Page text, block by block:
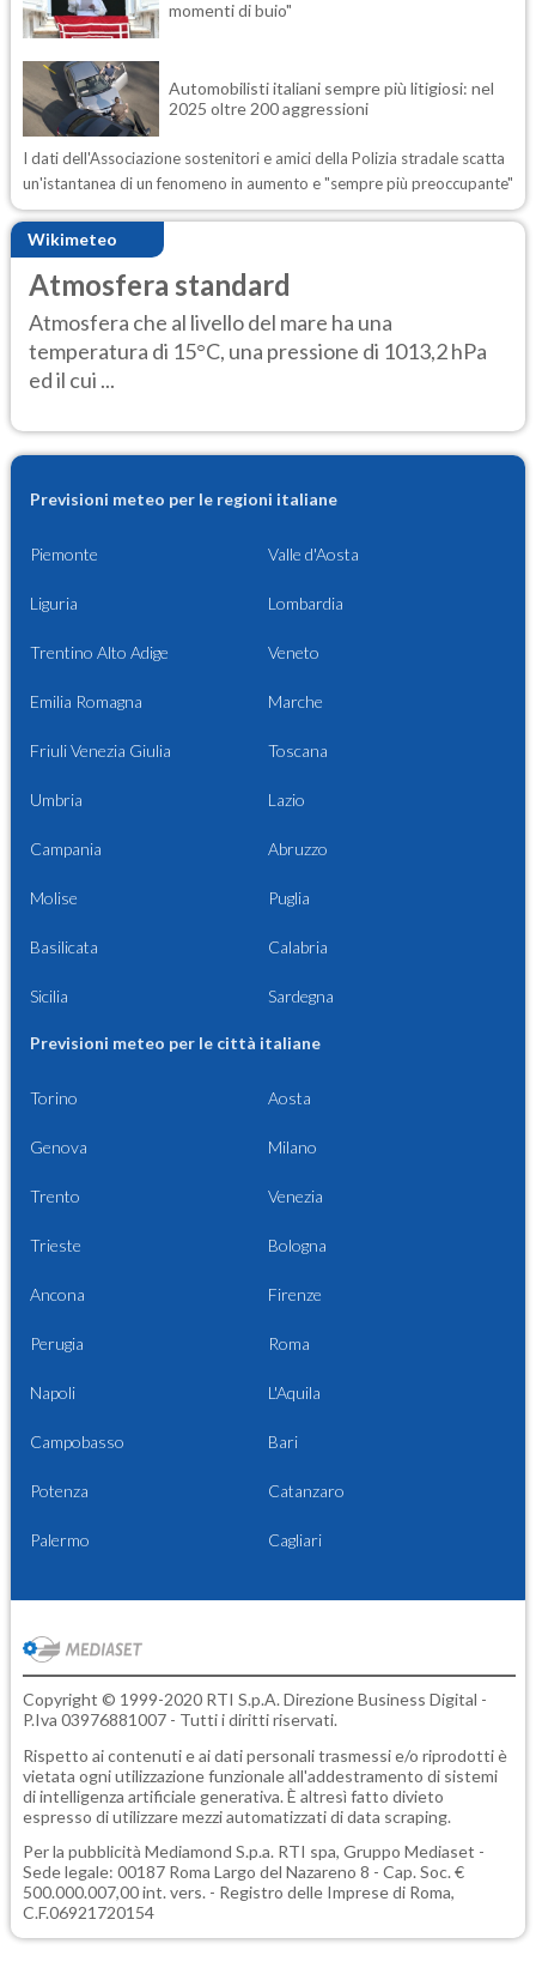
momenti di buio"
Automobilisti italiani sempre più litigiosi: nel
2025 oltre 200 aggressioni
I dati dell'Associazione sostenitori e amici della Polizia stradale scatta
un'istantanea di un fenomeno in aumento e "sempre più preoccupante"
Wikimeteo
Atmosfera standard
Atmosfera che al livello del mare ha una
temperatura di 15°C, una pressione di 1013,2 hPa
ed il cui ...
Previsioni meteo per le regioni italiane
Piemonte Valle d'Aosta
Liguria Lombardia
Trentino Alto Adige Veneto
Emilia Romagna Marche
Friuli Venezia Giulia Toscana
Umbria Lazio
Campania Abruzzo
Molise Puglia
Basilicata Calabria
Sicilia Sardegna
Previsioni meteo per le città italiane
Torino Aosta
Genova Milano
Trento Venezia
Trieste Bologna
Ancona Firenze
Perugia Roma
Napoli L'Aquila
Campobasso Bari
Potenza Catanzaro
Palermo Cagliari
Copyright © 1999-2020 RTI S.p.A. Direzione Business Digital -
P.Iva 03976881007 - Tutti i diritti riservati.
Rispetto ai contenuti e ai dati personali trasmessi e/o riprodotti è
vietata ogni utilizzazione funzionale all'addestramento di sistemi
di intelligenza artificiale generativa. È altresì fatto divieto
espresso di utilizzare mezzi automatizzati di data scraping.
Per la pubblicità Mediamond S.p.a. RTI spa, Gruppo Mediaset -
Sede legale: 00187 Roma Largo del Nazareno 8 - Cap. Soc. €
500.000.007,00 int. vers. - Registro delle Imprese di Roma,
C.F.06921720154